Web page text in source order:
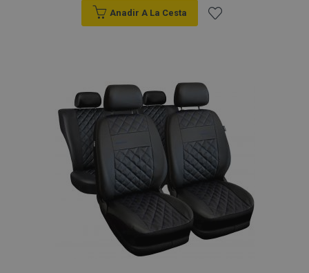
Anadir A La Cesta
Lista
de
Deseos